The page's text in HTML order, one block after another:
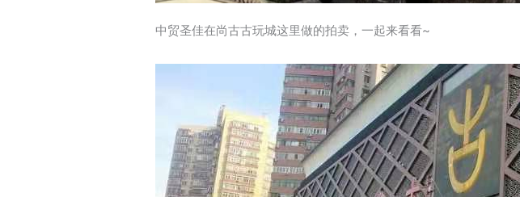
中贸圣佳在尚古古玩城这里做的拍卖，一起来看看~